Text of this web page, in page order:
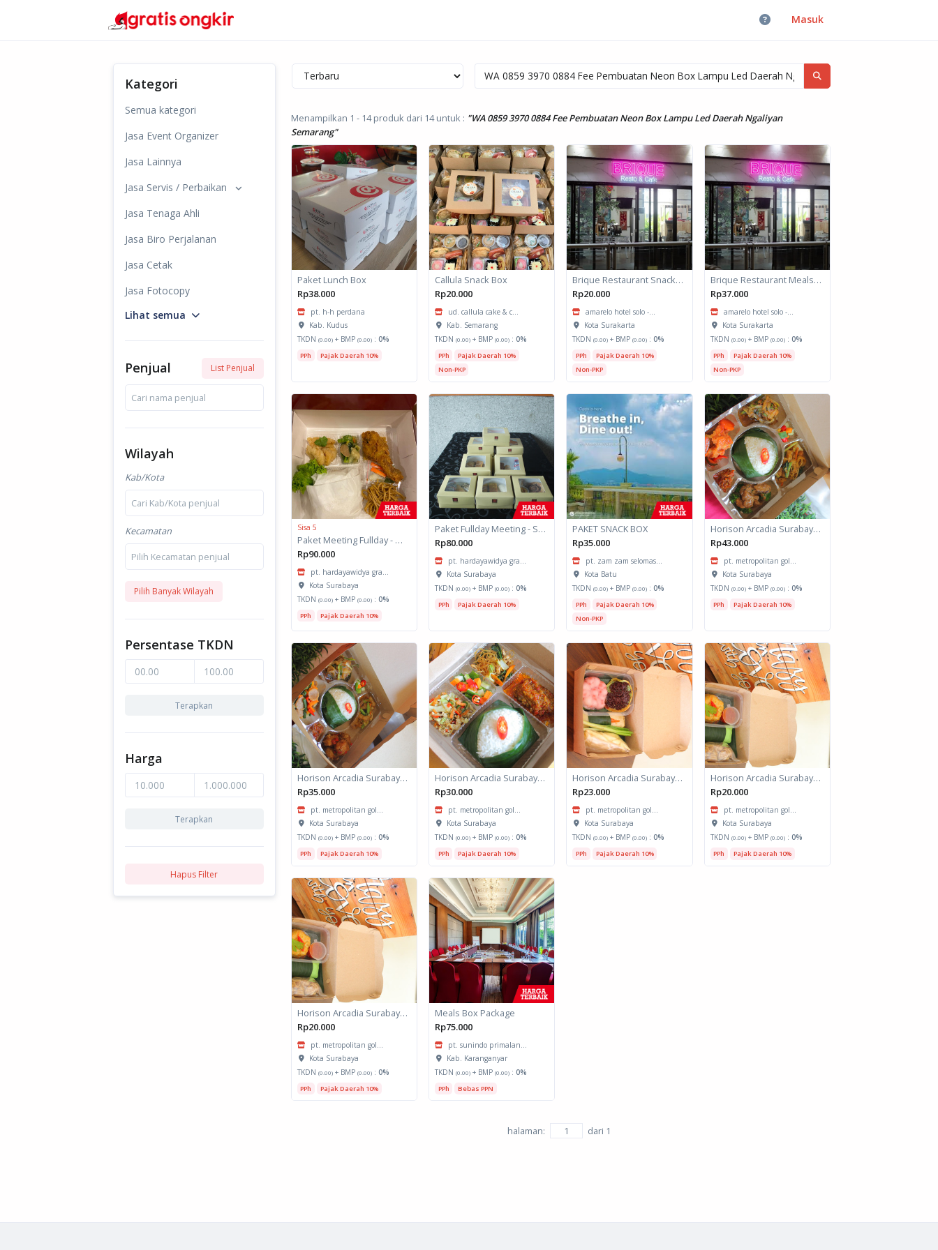
Masuk
Kategori
Semua kategori
Jasa Event Organizer
Jasa Lainnya
Jasa Servis / Perbaikan
Jasa Tenaga Ahli
Jasa Biro Perjalanan
Jasa Cetak
Jasa Fotocopy
Lihat semua
Penjual List Penjual
Cari nama penjual
Wilayah
Kab/Kota
Cari Kab/Kota penjual
Kecamatan
Pilih Kecamatan penjual
Pilih Banyak Wilayah
Persentase TKDN
Terapkan
Harga
Terapkan
Hapus Filter
Menampilkan 1 - 14 produk dari 14untuk : "WA 0859 3970 0884 Fee Pembuatan Neon Box Lampu Led Daerah Ngaliyan
Semarang"
Paket Lunch Box
Rp38.000
pt. h-h perdana
Kab. Kudus
TKDN (0.00)+ BMP (0.00): 0%
PPh Pajak Daerah 10%
Callula Snack Box
Rp20.000
ud. callula cake & c...
Kab. Semarang
TKDN (0.00)+ BMP (0.00): 0%
PPh
Pajak Daerah 10%
Non-PKP
Brique Restaurant Snack Box
Rp20.000
amarelo hotel solo -...
Kota Surakarta
TKDN(0.00) + BMP(0.00) :0%
PPh
Pajak Daerah 10%
Non-PKP
Brique Restaurant Meals box
Rp37.000
amarelo hotel solo -...
Kota Surakarta
TKDN (0.00)+ BMP (0.00): 0%
PPh
Pajak Daerah 10%
Non-PKP
Sisa 5
Paket Meeting Fullday - Meal Box
Rp90.000
pt. hardayawidya gra...
Kota Surabaya
TKDN (0.00)+ BMP (0.00): 0%
PPh Pajak Daerah 10%
Paket Fullday Meeting - Snack Box
Rp80.000
pt. hardayawidya gra...
Kota Surabaya
TKDN (0.00)+ BMP (0.00): 0%
PPh Pajak Daerah 10%
PAKET SNACK BOX
Rp35.000
pt. zam zam selomas...
Kota Batu
TKDN(0.00) + BMP(0.00) :0%
PPh
Pajak Daerah 10%
Non-PKP
Horison Arcadia Surabaya - Meals Box 3
Rp43.000
pt. metropolitan gol...
Kota Surabaya
TKDN (0.00)+ BMP (0.00): 0%
PPh Pajak Daerah 10%
Horison Arcadia Surabaya - Meals Box 2
Rp35.000
pt. metropolitan gol...
Kota Surabaya
TKDN (0.00)+ BMP (0.00): 0%
PPh Pajak Daerah 10%
Horison Arcadia Surabaya - Meals Box 1
Rp30.000
pt. metropolitan gol...
Kota Surabaya
TKDN (0.00)+ BMP (0.00): 0%
PPh Pajak Daerah 10%
Horison Arcadia Surabaya - Snack Box 2
Rp23.000
pt. metropolitan gol...
Kota Surabaya
TKDN(0.00) + BMP(0.00) :0%
PPh Pajak Daerah 10%
Horison Arcadia Surabaya - Snack Box 1
Rp20.000
pt. metropolitan gol...
Kota Surabaya
TKDN (0.00)+ BMP (0.00): 0%
PPh Pajak Daerah 10%
Horison Arcadia Surabaya - Snack Box 1
Rp20.000
pt. metropolitan gol...
Kota Surabaya
TKDN (0.00)+ BMP (0.00): 0%
PPh Pajak Daerah 10%
Meals Box Package
Rp75.000
pt. sunindo primalan...
Kab. Karanganyar
TKDN (0.00)+ BMP (0.00): 0%
PPh Bebas PPN
halaman: dari 1